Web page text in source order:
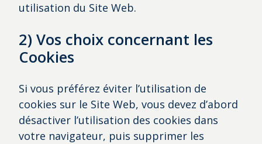
utilisation du Site Web.
2) Vos choix concernant les
Cookies
Si vous préférez éviter l’utilisation de
cookies sur le Site Web, vous devez d’abord
désactiver l’utilisation des cookies dans
votre navigateur, puis supprimer les